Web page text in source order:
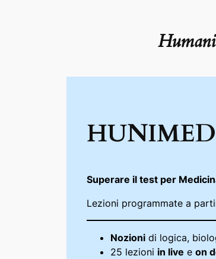
HUNIMED
Superare il test per
Lezioni programmate a
Nozionidi logica,
25 lezioni in live e on